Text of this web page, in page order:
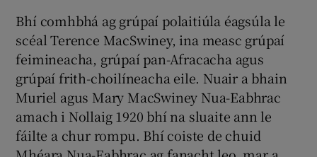
Bhí comhbhá ag grúpaí polaitiúla éagsúla le
scéal Terence MacSwiney, ina measc grúpaí
feimineacha, grúpaí pan-Afracacha agus
grúpaí frith-choilíneacha eile. Nuair a bhain
Muriel agus Mary MacSwiney Nua-Eabhrac
amach i Nollaig 1920 bhí na sluaite ann le
fáilte a chur rompu. Bhí coiste de chuid